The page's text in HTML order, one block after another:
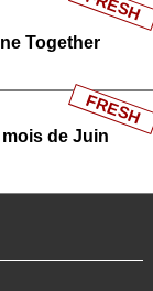
Together
de Juin
FRESH